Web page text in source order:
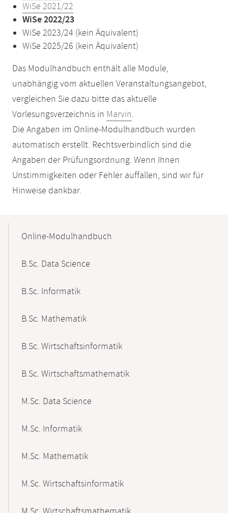
WiSe 2021/22
WiSe 2022/23
WiSe 2023/24 (kein Äquivalent)
WiSe 2025/26 (kein Äquivalent)
Das Modulhandbuch enthält alle Module,
unabhängig vom aktuellen Veranstaltungsangebot,
vergleichen Sie dazu bitte das aktuelle
Vorlesungsverzeichnis in Marvin.
Die Angaben im Online-Modulhandbuch wurden
automatisch erstellt. Rechtsverbindlich sind die
Angaben der Prüfungsordnung. Wenn Ihnen
Unstimmigkeiten oder Fehler auffallen, sind wir für
Hinweise dankbar.
NavigationOnline-Modulhandbuch
B.Sc. Data Science
B.Sc. Informatik
B.Sc. Mathematik
B.Sc. Wirtschaftsinformatik
B.Sc. Wirtschaftsmathematik
M.Sc. Data Science
M.Sc. Informatik
M.Sc. Mathematik
M.Sc. Wirtschaftsinformatik